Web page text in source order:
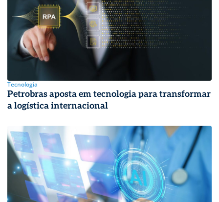
Tecnologia
Petrobras aposta em tecnologia para transformar
a logística internacional